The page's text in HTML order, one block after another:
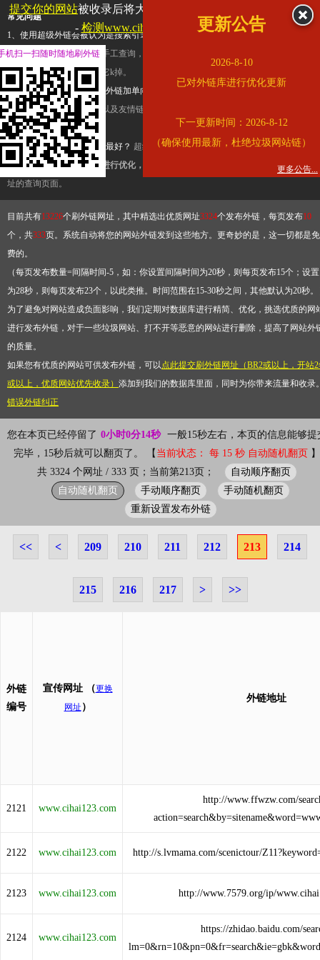
常见问题
1、使用超级外链会被认为是搜索引擎优化作弊吗？ 超级外链只是一个简便而集成
查询工具，模拟的是正常手工查询，不是作弊。如果是作弊，那您可以使用超级外
推广竞争对手的网址，让它k掉。
2、网站优化单纯依靠超级外链加单向链接可行吗？
链，需要结合普通的外链以及友情链接，您可以到站长论坛发布外链，到友情链接
台交换友情链接。
3、如何使用超级外链效果最好？ 超级外链不同于普通的外链，它是动态的链接，
有频繁使用超级外链工具进行优化，才能获得稳定的外链
，最终使搜索引擎收录带
址的查询页面。
目前共有13226个刷外链网址，其中精选出优质网址3324个发布外链，每页发布10
个，共333页。系统自动将您的网站外链发到这些地方。更奇妙的是，这一切都是免
费的。
（每页发布数量=间隔时间-5，如：你设置间隔时间为20秒，则每页发布15个；设置
为28秒，则每页发布23个，以此类推。时间范围在15-30秒之间，其他默认为20秒
为了避免对网站造成负面影响，我们定期对数据库进行精简、优化，挑选优质的网
进行发布外链，对于一些垃圾网站、打不开等恶意的网站进行删除，提高了网站外
的质量。
如果您有优质的网站可供发布外链，可以点此提交刷外链网址（BR2或以上，开站
或以上，优质网站优先收录） 添加到我们的数据库里面，同时为你带来流量和收录
错误外链纠正
您在本页已经停留了 0小时0分14秒 一般15秒左右，本页的信息能够提
完毕，15秒后就可以翻页了。 【 当前状态： 每 15 秒 自动随机翻页 】
共 3324 个网址 / 333 页；当前第213页；
自动顺序翻页
自动随机翻页
手动顺序翻页
手动随机翻页
重新设置发布外链
<< < 209 210 211 212 213 214
215 216 217 > >>
外链
编号
宣传网址 （更换
网址 ）
外链地址
2121 www.cihai123.com
http://www.ffwzw.com/
2122 www.cihai123.com http://s.lvmama.com/scenictour/
2123 www.cihai123.com http://www.7579.org/ip/
2124 www.cihai123.com
https://zhidao.baidu.com/
提交你的网站被收录后将大幅提升流量和外链，
查看展示页面
- 检测www.cihai123.com是否收录
更新公告
2026-8-10
已对外链库进行优化更新
下一更新时间：2026-8-12
（确保使用最新，杜绝垃圾网站链）
更多公告...
机扫一扫随时随地刷外链